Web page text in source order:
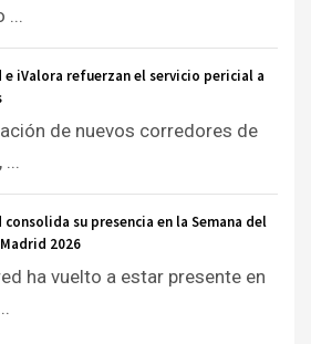
...
e iValora refuerzan el servicio pericial a
de nuevos corredores de
consolida su presencia en la Semana del
2026
ha vuelto a estar presente en